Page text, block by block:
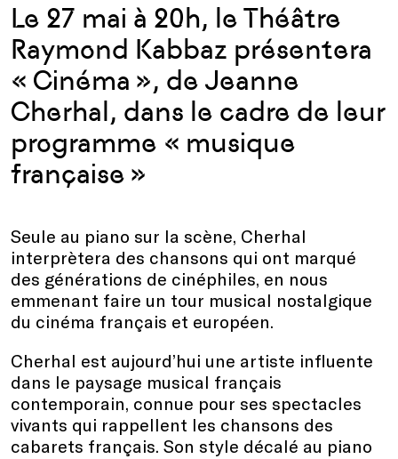
Le 27 mai à 20h, le Théâtre
Raymond Kabbaz présentera
« Cinéma », de Jeanne
Cherhal, dans le cadre de leur
programme « musique
française »
Seule au piano sur la scène, Cherhal
interprètera des chansons qui ont marqué
des générations de cinéphiles, en nous
emmenant faire un tour musical nostalgique
du cinéma français et européen.
Cherhal est aujourd’hui une artiste influente
dans le paysage musical français
contemporain, connue pour ses spectacles
vivants qui rappellent les chansons des
cabarets français. Son style décalé au piano